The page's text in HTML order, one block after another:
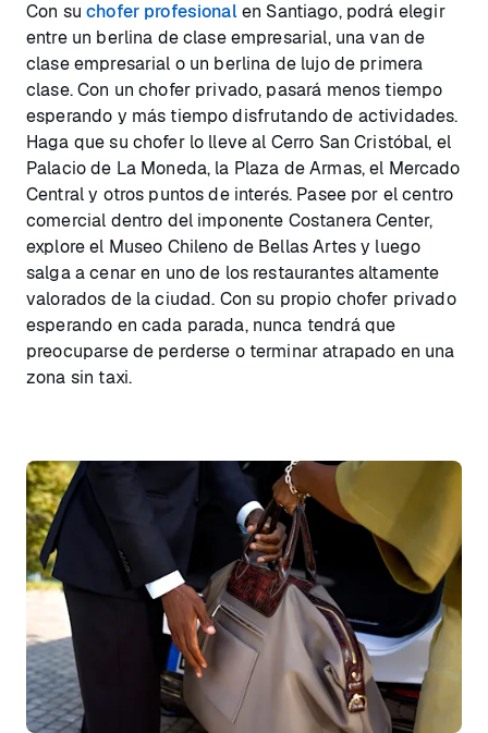
Con suchofer profesionalen Santiago, podrá elegir
entre un berlina de clase empresarial, una van de
clase empresarial o un berlina de lujo de primera
clase. Con un chofer privado, pasará menos tiempo
esperando y más tiempo disfrutando de actividades.
Haga que su chofer lo lleve al Cerro San Cristóbal, el
Palacio de La Moneda, la Plaza de Armas, el Mercado
Central y otros puntos de interés. Pasee por el centro
comercial dentro del imponente Costanera Center,
explore el Museo Chileno de Bellas Artes y luego
salga a cenar en uno de los restaurantes altamente
valorados de la ciudad. Con su propio chofer privado
esperando en cada parada, nunca tendrá que
preocuparse de perderse o terminar atrapado en una
zona sin taxi.